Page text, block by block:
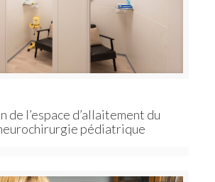
de l’espace d’allaitement du
pédiatrique